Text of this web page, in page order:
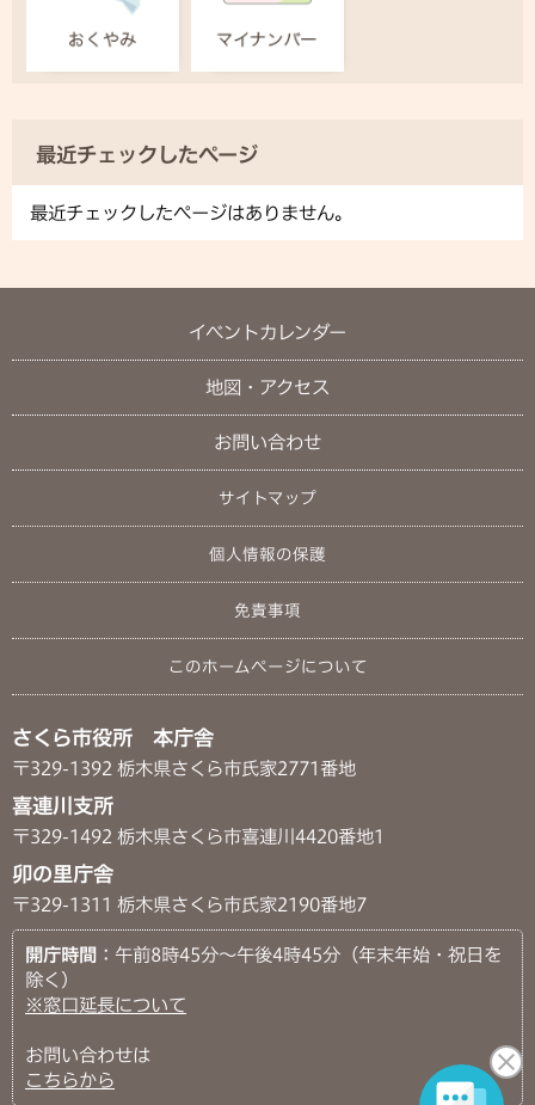
最近チェックしたページ
最近チェックしたページはありません。
イベントカレンダー
地図・アクセス
お問い合わせ
サイトマップ
個人情報の保護
免責事項
このホームページについて
さくら市役所 本庁舎
〒329-1392 栃木県さくら市氏家2771番地
喜連川支所
〒329-1492 栃木県さくら市喜連川4420番地1
卯の里庁舎
〒329-1311 栃木県さくら市氏家2190番地7
開庁時間 ：午前8時45分～午後4時45分（年末年始・祝日を
除く）
※窓口延長について
お問い合わせは
こちらから